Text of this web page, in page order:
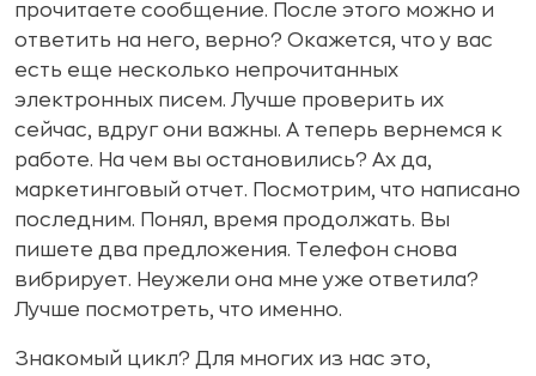
прочитаете сообщение. После этого можно и
ответить на него, верно? Окажется, что у вас
есть еще несколько непрочитанных
электронных писем. Лучше проверить их
сейчас, вдруг они важны. А теперь вернемся к
работе. На чем вы остановились? Ах да,
маркетинговый отчет. Посмотрим, что написано
последним. Понял, время продолжать. Вы
пишете два предложения. Телефон снова
вибрирует. Неужели она мне уже ответила?
Лучше посмотреть, что именно.
Знакомый цикл? Для многих из нас это,